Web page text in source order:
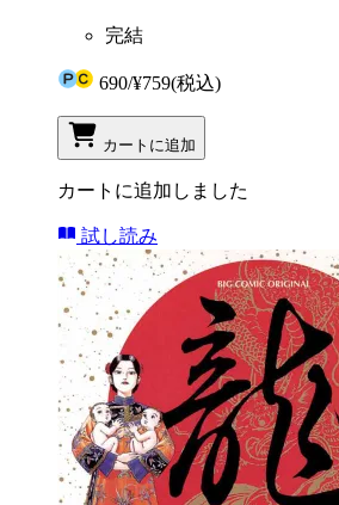
完結
690/¥759(税込)
カートに追加
カートに追加しました
試し読み